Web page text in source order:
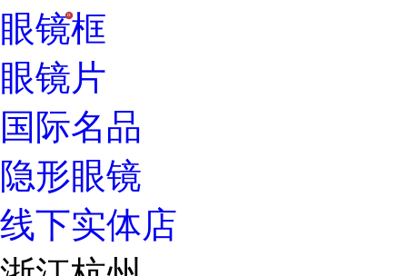
H
眼镜框
眼镜片
国际名品
隐形眼镜
线下实体店